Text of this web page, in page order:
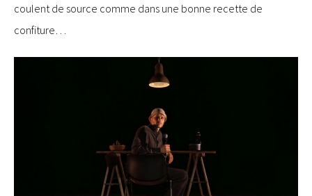
coulent de source comme dans une bonne recette de
confiture…